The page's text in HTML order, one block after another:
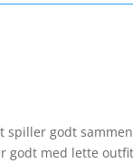
spiller godt
med lette